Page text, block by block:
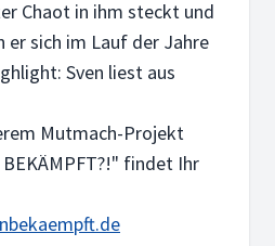
Chaot in ihm steckt und
er sich im Lauf der Jahre
Sven liest aus
Mutmach-Projekt
BEKÄMPFT?!" findet Ihr